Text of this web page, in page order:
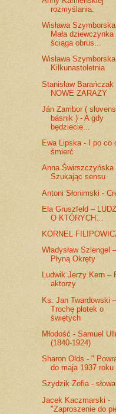
rozmyślania.
Wisława
Mała dziewczynka
ściąga obrus...
Wisława
Kilkunastoletnia
Stanisław Barańczak
NOWE ZARAZY
Ján Zambor (
básnik ) - A gdy
będziecie...
Ewa Lipska - I po co
śmierć
Anna Świrszczyńska
Szukając sensu
Antoni Słonimski -
Ela Gruszfeld –
O KTÓRYCH…
KORNEL
Władysław Szlengel
Płyną Okręty
Ludwik Jerzy Kern –
aktorzy
Ks. Jan Twardowski
Trochę plotek o
świętych
Młodość - Samuel
(1840-1924)
Sharon Olds - "
do maja 1937
Szydzik Zofia - słowa
Jacek Kaczmarski -
"Zaproszenie do